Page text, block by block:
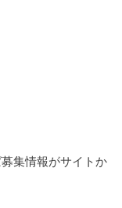
集情報がサイトか